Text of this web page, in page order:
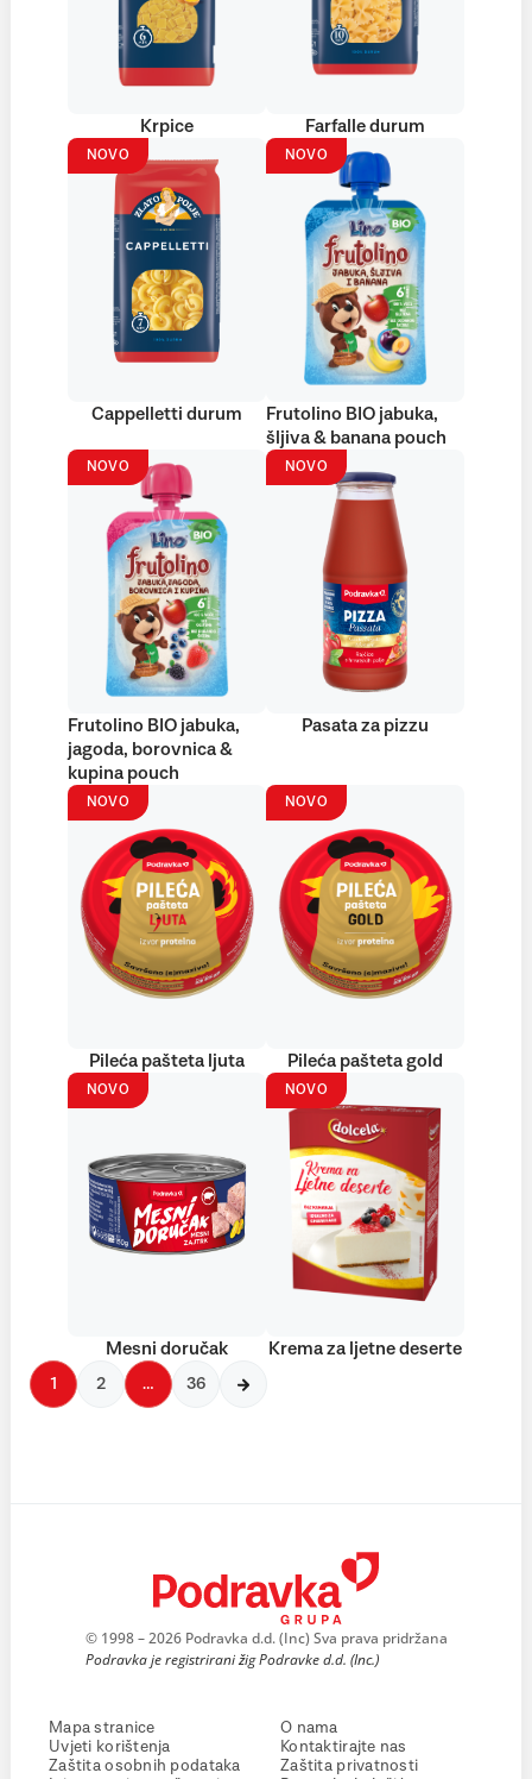
Krpice Farfalle durum
NOVO
Cappelletti durum
NOVO
Frutolino BIO jabuka,
šljiva & banana pouch
NOVO
Frutolino BIO jabuka,
jagoda, borovnica &
kupina pouch
NOVO
Pasata za pizzu
NOVO
Pileća pašteta ljuta
NOVO
Pileća pašteta gold
NOVO
Mesni doručak
NOVO
Krema za ljetne deserte
1 2 … 36
© 1998 – 2026 Podravka d.d. (Inc) Sva prava pridržana
Podravka je registrirani žig Podravke d.d. (Inc.)
Mapa stranice
Uvjeti korištenja
Zaštita osobnih podataka
O nama
Kontaktirajte nas
Zaštita privatnosti